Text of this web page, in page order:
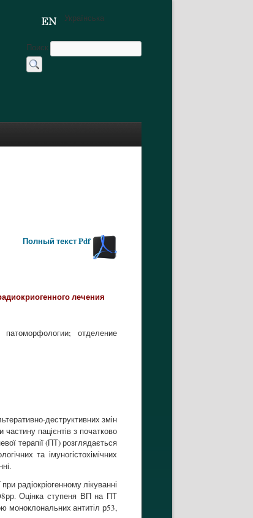
Українська
Поиск
Полный текст Pdf
лечения
отделение
деструктивних змін
пацієнтів з початково
терапії (ПТ) розглядається
та імуногістохімічних
радіокріогенному лікуванні
Оцінка ступеня ВП на ПТ
моноклональних антитіл р53,